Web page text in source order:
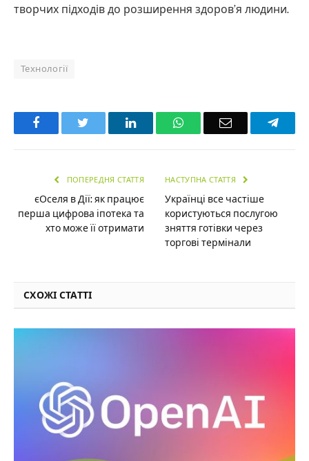
творчих підходів до розширення здоров’я людини.
Технології
Facebook LinkedInWhatsAppEmail
ПОПЕРЕДНЯ СТАТТЯ
єОселя в Дії: як працює
перша цифрова іпотека та
хто може її отримати
НАСТУПНА СТАТТЯ
Українці все частіше
користуються послугою
зняття готівки через
торгові термінали
СХОЖІ СТАТТІ